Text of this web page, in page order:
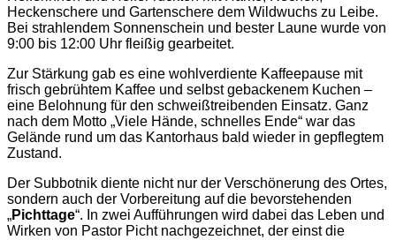
Heckenschere und Gartenschere dem Wildwuchs zu Leibe.
Bei strahlendem Sonnenschein und bester Laune wurde von
9:00 bis 12:00 Uhr fleißig gearbeitet.
Zur Stärkung gab es eine wohlverdiente Kaffeepause mit
frisch gebrühtem Kaffee und selbst gebackenem Kuchen –
eine Belohnung für den schweißtreibenden Einsatz. Ganz
nach dem Motto „Viele Hände, schnelles Ende“ war das
Gelände rund um das Kantorhaus bald wieder in gepflegtem
Zustand.
Der Subbotnik diente nicht nur der Verschönerung des Ortes,
sondern auch der Vorbereitung auf die bevorstehenden
„Pichttage“. In zwei Aufführungen wird dabei das Leben und
Wirken von Pastor Picht nachgezeichnet, der einst die